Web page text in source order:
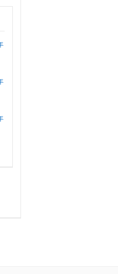
年